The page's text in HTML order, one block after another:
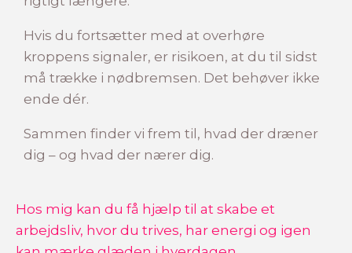
Hvis du fortsætter med at overhøre
kroppens signaler, er risikoen, at du til sidst
må trække i nødbremsen. Det behøver ikke
ende dér.
Sammen finder vi frem til, hvad der dræner
dig – og hvad der nærer dig.
Hos mig kan du få hjælp til at skabe et
arbejdsliv, hvor du trives, har energi og igen